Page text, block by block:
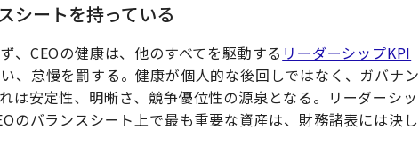
シートを持っている
、CEOの健康は、他のすべてを駆動する リーダーシップKPI
、怠慢を罰する。健康が個人的な後回しではなく、ガバナン
は安定性、明晰さ、競争優位性の源泉となる。リーダーシッ
のバランスシート上で最も重要な資産は、財務諸表には決し